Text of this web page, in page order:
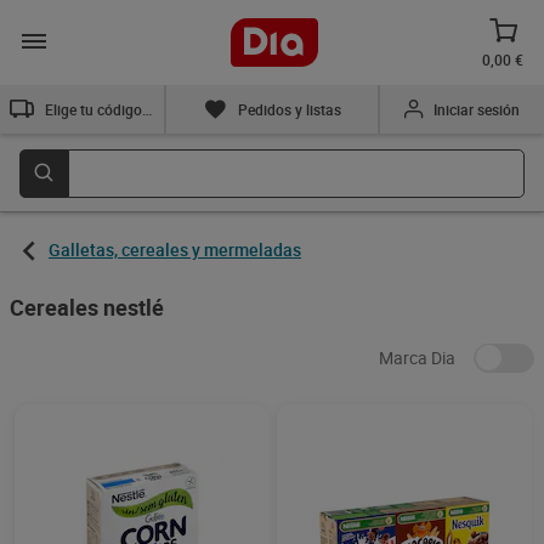
0,00 €
Pedidos y listas Iniciar sesión
Galletas, cereales y mermeladas
Cereales nestlé
Marca Dia